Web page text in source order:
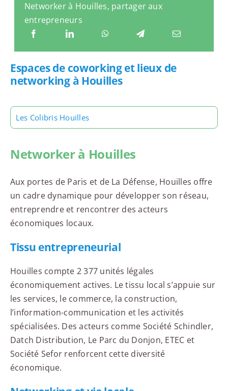
Networker à Houilles, partager aux
entrepreneurs
Espaces de coworking et lieux de
networking à Houilles
Les Colibris Houilles
Networker à Houilles
Aux portes de Paris et de La Défense, Houilles offre
un cadre dynamique pour développer son réseau,
entreprendre et rencontrer des acteurs
économiques locaux.
Tissu entrepreneurial
Houilles compte 2 377 unités légales
économiquement actives. Le tissu local s’appuie sur
les services, le commerce, la construction,
l’information-communication et les activités
spécialisées. Des acteurs comme Société Schindler,
Datch Distribution, Le Parc du Donjon, ETEC et
Société Sefor renforcent cette diversité
économique.